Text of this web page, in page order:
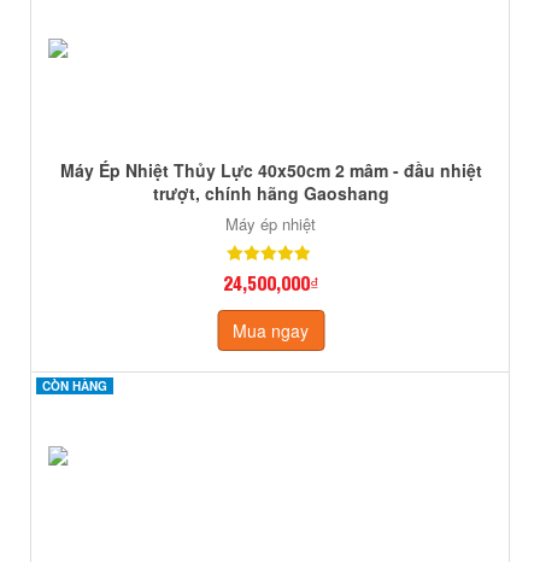
Máy Ép Nhiệt Thủy Lực 40x50cm 2 mâm - đầu nhiệt
trượt, chính hãng Gaoshang
Máy ép nhiệt
24,500,000₫
Mua ngay
CÒN HÀNG
CÒN HÀNG